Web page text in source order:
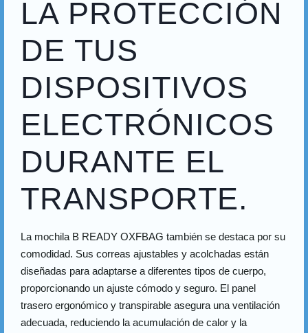
LA PROTECCIÓN
DE TUS
DISPOSITIVOS
ELECTRÓNICOS
DURANTE EL
TRANSPORTE.
La mochila B READY OXFBAG también se destaca por su
comodidad. Sus correas ajustables y acolchadas están
diseñadas para adaptarse a diferentes tipos de cuerpo,
proporcionando un ajuste cómodo y seguro. El panel
trasero ergonómico y transpirable asegura una ventilación
adecuada, reduciendo la acumulación de calor y la